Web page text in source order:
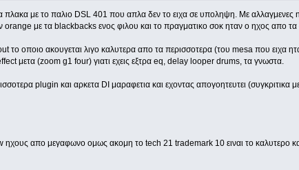
πλακα με το παλιο DSL 401 που απλα δεν το ειχα σε υποληψη. Με αλλαγμενες
με τα blackbacks ενος φιλου και το πραγματικο σοκ ηταν ο ηχος απο τα
το οποιο ακουγεται λιγο καλυτερα απο τα περισσοτερα (του mesa που
μετα (zoom g1 four) γιατι εχεις εξτρα eq, delay looper drums, τα γνωστα.
plugin και αρκετα DI μαραφετια και εχοντας απογοητευτει
ηχους απο μεγαφωνο ομως ακομη το tech 21 trademark 10 ειναι το καλυτερο